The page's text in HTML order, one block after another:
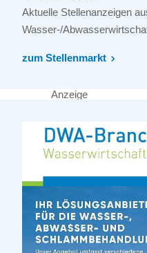
Aktuelle Stellenanzeigen
Wasser-/
zum Stellenmarkt
Anzeige